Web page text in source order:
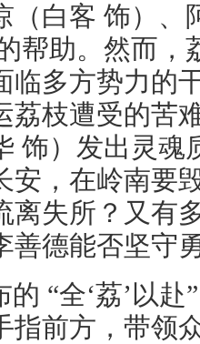
（白客 饰）、
帮助。然而
临多方势力的
荔枝遭受的苦
饰）发出灵魂
安，在岭南要
离失所？又有
善德能否坚守
“全‘荔’以
指前方，带领